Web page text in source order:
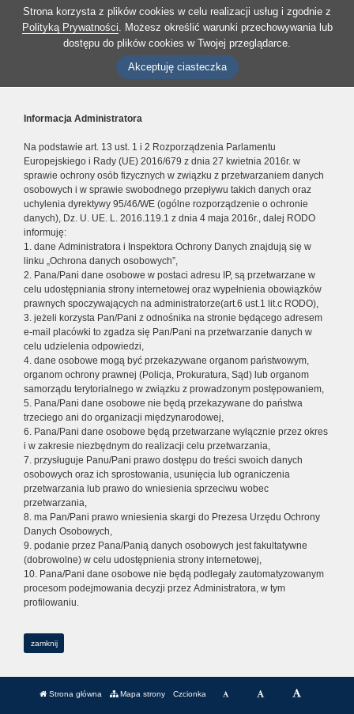
Strona korzysta z plików cookies w celu realizacji usług i zgodnie z
Polityką Prywatności. Możesz określić warunki przechowywania lub
dostępu do plików cookies w Twojej przeglądarce.
Akceptuję ciasteczka
Informacja Administratora
Na podstawie art. 13 ust. 1 i 2 Rozporządzenia Parlamentu
Europejskiego i Rady (UE) 2016/679 z dnia 27 kwietnia 2016r. w
sprawie ochrony osób fizycznych w związku z przetwarzaniem danych
osobowych i w sprawie swobodnego przepływu takich danych oraz
uchylenia dyrektywy 95/46/WE (ogólne rozporządzenie o ochronie
danych), Dz. U. UE. L. 2016.119.1 z dnia 4 maja 2016r., dalej RODO
informuję:
1. dane Administratora i Inspektora Ochrony Danych znajdują się w
linku „Ochrona danych osobowych”,
2. Pana/Pani dane osobowe w postaci adresu IP, są przetwarzane w
celu udostępniania strony internetowej oraz wypełnienia obowiązków
prawnych spoczywających na administratorze(art.6 ust.1 lit.c RODO),
3. jeżeli korzysta Pan/Pani z odnośnika na stronie będącego adresem
e-mail placówki to zgadza się Pan/Pani na przetwarzanie danych w
celu udzielenia odpowiedzi,
4. dane osobowe mogą być przekazywane organom państwowym,
organom ochrony prawnej (Policja, Prokuratura, Sąd) lub organom
samorządu terytorialnego w związku z prowadzonym postępowaniem,
5. Pana/Pani dane osobowe nie będą przekazywane do państwa
trzeciego ani do organizacji międzynarodowej,
6. Pana/Pani dane osobowe będą przetwarzane wyłącznie przez okres
i w zakresie niezbędnym do realizacji celu przetwarzania,
7. przysługuje Panu/Pani prawo dostępu do treści swoich danych
osobowych oraz ich sprostowania, usunięcia lub ograniczenia
przetwarzania lub prawo do wniesienia sprzeciwu wobec
przetwarzania,
8. ma Pan/Pani prawo wniesienia skargi do Prezesa Urzędu Ochrony
Danych Osobowych,
9. podanie przez Pana/Panią danych osobowych jest fakultatywne
(dobrowolne) w celu udostępnienia strony internetowej,
10. Pana/Pani dane osobowe nie będą podlegały zautomatyzowanym
procesom podejmowania decyzji przez Administratora, w tym
profilowaniu.
zamknij
Strona główna Mapa strony Czcionka